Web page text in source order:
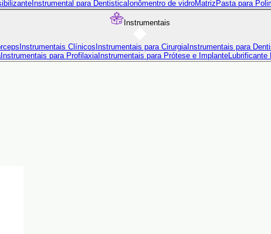
Instrumental para DentisticaIonômentro de vidroMatriz Pasta para
Instrumentais
Instrumentais Clínicos Instrumentais para CirurgiaInstrumentais para
Instrumentais para ProfilaxiaInstrumentais para Prótese e ImplanteLubrificante